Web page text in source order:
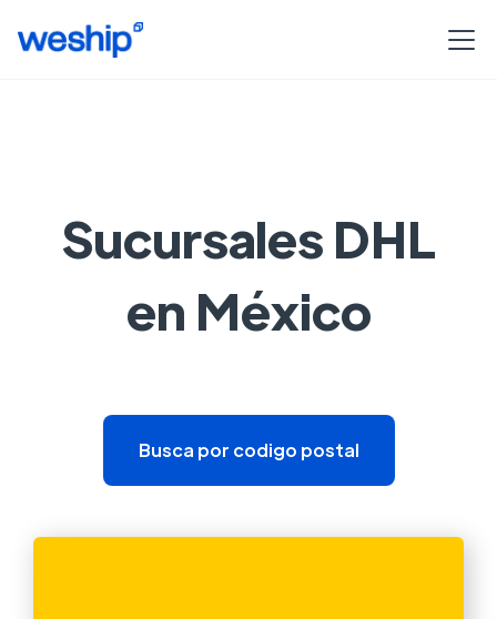
Sucursales DHL
en México
Busca por codigo postal